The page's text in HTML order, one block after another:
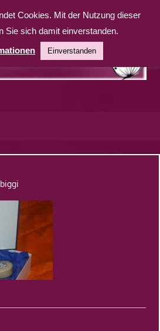
biggi
Cookies. Mit der Nutzung dieser
Sie sich damit einverstanden.
Einverstanden